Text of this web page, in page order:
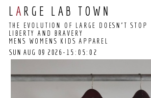
L A RGE LAB TOWN
THE EVOLUTION OF LARGE DOESN’T STOP
LIBERTY AND BRAVERY
MENS WOMENS KIDS APPAREL
SUN AUG 09 2026
(COORDINATED
-15:05:02